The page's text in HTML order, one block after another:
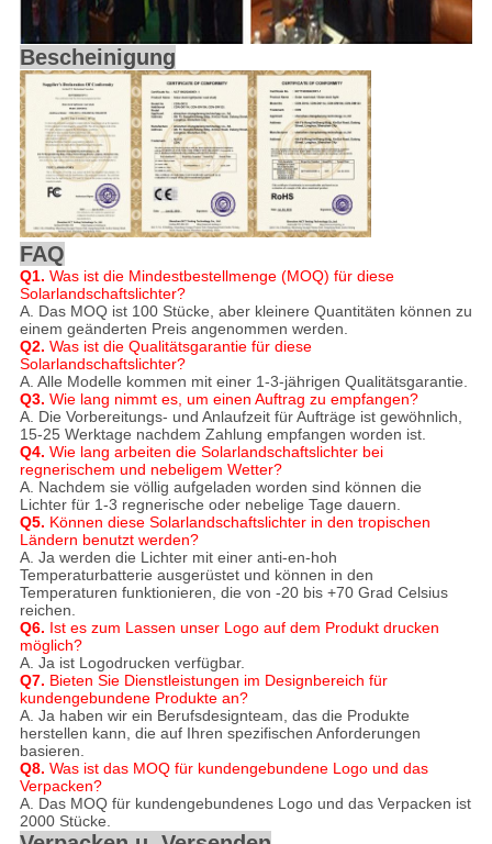
Bescheinigung
FAQ
Q1. Was ist die Mindestbestellmenge (MOQ) für diese
Solarlandschaftslichter?
A. Das MOQ ist 100 Stücke, aber kleinere Quantitäten können zu
einem geänderten Preis angenommen werden.
Q2. Was ist die Qualitätsgarantie für diese
Solarlandschaftslichter?
A. Alle Modelle kommen mit einer 1-3-jährigen Qualitätsgarantie.
Q3. Wie lang nimmt es, um einen Auftrag zu empfangen?
A. Die Vorbereitungs- und Anlaufzeit für Aufträge ist gewöhnlich,
15-25 Werktage nachdem Zahlung empfangen worden ist.
Q4. Wie lang arbeiten die Solarlandschaftslichter bei
regnerischem und nebeligem Wetter?
A. Nachdem sie völlig aufgeladen worden sind können die
Lichter für 1-3 regnerische oder nebelige Tage dauern.
Q5. Können diese Solarlandschaftslichter in den tropischen
Ländern benutzt werden?
A. Ja werden die Lichter mit einer anti-en-hoh
Temperaturbatterie ausgerüstet und können in den
Temperaturen funktionieren, die von -20 bis +70 Grad Celsius
reichen.
Q6. Ist es zum Lassen unser Logo auf dem Produkt drucken
möglich?
A. Ja ist Logodrucken verfügbar.
Q7. Bieten Sie Dienstleistungen im Designbereich für
kundengebundene Produkte an?
A. Ja haben wir ein Berufsdesignteam, das die Produkte
herstellen kann, die auf Ihren spezifischen Anforderungen
basieren.
Q8. Was ist das MOQ für kundengebundene Logo und das
Verpacken?
A. Das MOQ für kundengebundenes Logo und das Verpacken ist
2000 Stücke.